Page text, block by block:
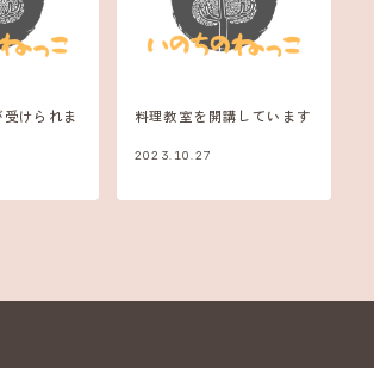
けられま
料理教室を開講しています
2023.10.27